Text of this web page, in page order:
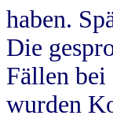
haben.
Die
Fällen bei
wurden